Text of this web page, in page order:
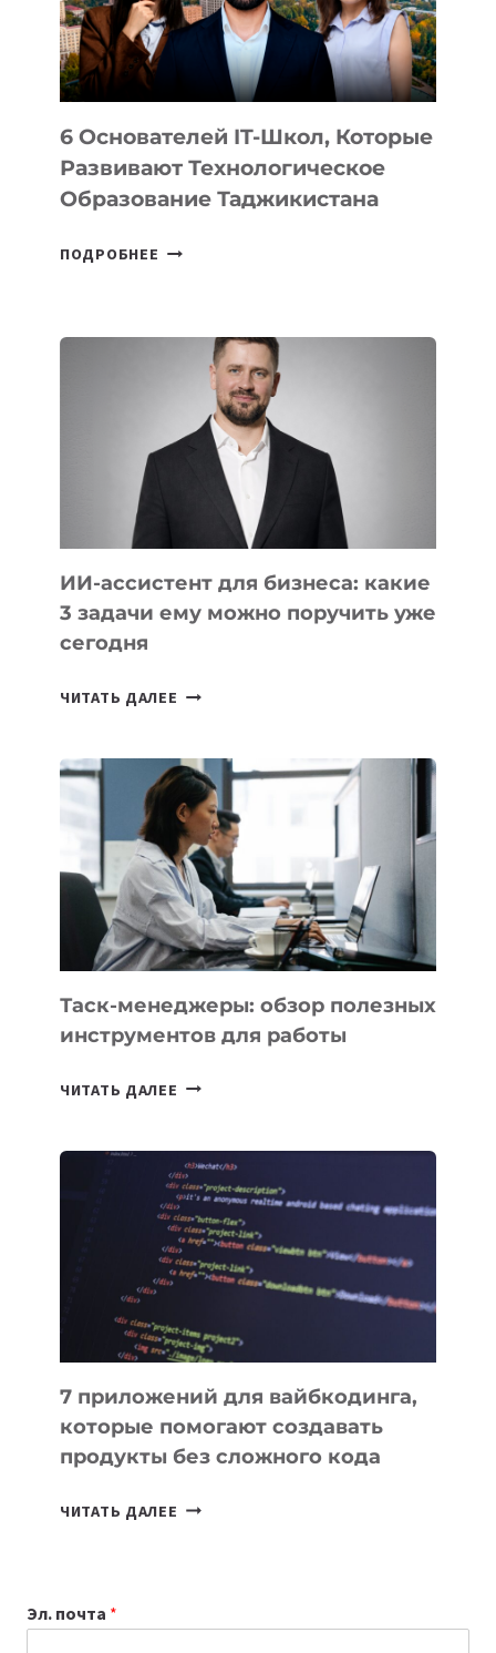
ОТ
OPENAI
6 Основателей IT-Школ, Которые
Развивают Технологическое
Образование Таджикистана
ПОДРОБНЕЕ
КОТОРЫЕ
РАЗВИВАЮТ
ТЕХНОЛОГИЧЕСКОЕ
ОБРАЗОВАНИЕ
ТАДЖИКИСТАНА
ИИ-ассистент для бизнеса: какие
3 задачи ему можно поручить уже
сегодня
ЧИТАТЬ ДАЛЕЕ ИИ-
БИЗНЕСА:
КАКИЕ
3
ЗАДАЧИ
ЕМУ
МОЖНО
ПОРУЧИТЬ
УЖЕ
Таск-менеджеры: обзор полезных
инструментов для работы
ЧИТАТЬ ДАЛЕЕ ТАСК-
ПОЛЕЗНЫХ
ИНСТРУМЕНТОВ
ДЛЯ
РАБОТЫ
7 приложений для вайбкодинга,
которые помогают создавать
продукты без сложного кода
ЧИТАТЬ ДАЛЕЕ 7
Эл. почта *